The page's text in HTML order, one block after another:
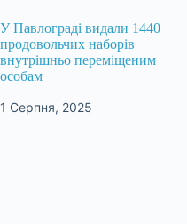
У Павлограді видали 1440
продовольчих наборів
внутрішньо переміщеним
особам
1 Серпня, 2025